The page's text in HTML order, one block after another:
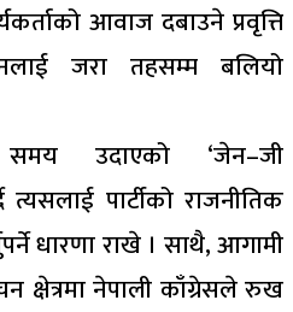
आवाज दबाउने प्रवृत्ति
जरा तहसम्म बलियो
उदाएको ‘जेन–जी
पार्टीको राजनीतिक
धारणा राखे । साथै, आगामी
क्षेत्रमा नेपाली काँग्रेसले रुख